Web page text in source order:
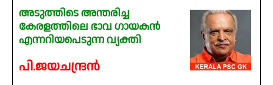
അടുത്തിടെ അന്തരിച്ച
കേരളത്തിലെ ഭാവ ഗായകൻ
എന്നറിയപെടുന്ന വ്യക്തി
പി.ജയചന്ദ്രൻ